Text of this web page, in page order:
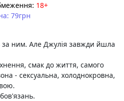
18+
79грн
за ним. Але Джулія завжди йшла
смак до життя, самого
- сексуальна, холоднокровна,